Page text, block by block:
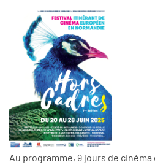
Au programme, 9 jours de